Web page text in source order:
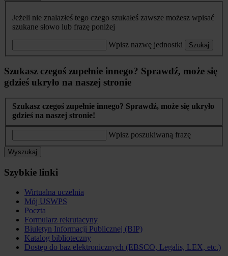
Jeżeli nie znalazłeś tego czego szukałeś zawsze możesz wpisać
szukane słowo lub frazę poniżej
Wpisz nazwę jednostki Szukaj
Szukasz czegoś zupełnie innego? Sprawdź, może się
gdzieś ukryło na naszej stronie
Szukasz czegoś zupełnie innego? Sprawdź, może się ukryło
gdzieś na naszej stronie!
Wpisz poszukiwaną frazę
Wyszukaj
Szybkie linki
Wirtualna uczelnia
Mój USWPS
Poczta
Formularz rekrutacyny
Biuletyn Informacji Publicznej (BIP)
Katalog biblioteczny
Dostęp do baz elektronicznych (EBSCO, Legalis, LEX, etc.)